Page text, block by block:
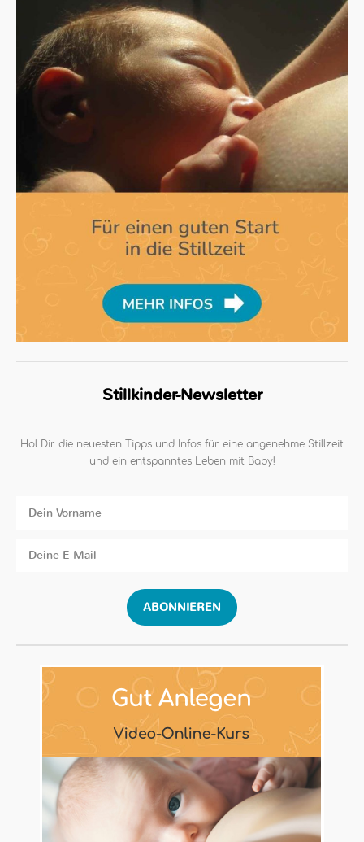
Stillkinder-Newsletter
Hol Dir die neuesten Tipps und Infos für eine angenehme Stillzeit
und ein entspanntes Leben mit Baby!
ABONNIEREN